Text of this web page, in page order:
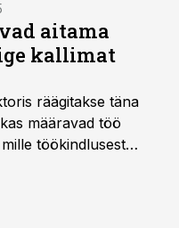
aitama
kallimat
räägitakse täna
määravad töö
töökindlusest